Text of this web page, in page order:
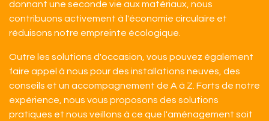
donnant une seconde vie aux matériaux, nous
contribuons activement à l'économie circulaire et
réduisons notre empreinte écologique.
Outre les solutions d'occasion, vous pouvez également
faire appel à nous pour des installations neuves, des
conseils et un accompagnement de A à Z. Forts de notre
expérience, nous vous proposons des solutions
pratiques et nous veillons à ce que l'aménagement soit